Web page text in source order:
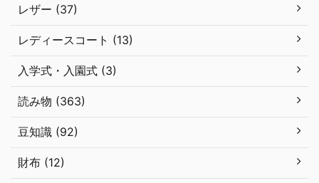
レザー (37)
レディースコート (13)
入学式・入園式 (3)
読み物 (363)
豆知識 (92)
財布 (12)